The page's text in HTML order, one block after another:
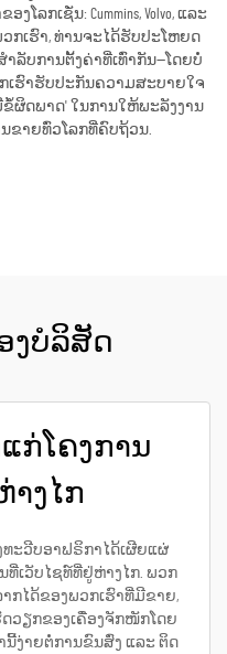
ກເຊັ່ນ: Cummins, Volvo, ແລະ
ວກເຮົາ, ທ່ານຈະໄດ້ຮັບປະໂຫຍດ
ຳລັບການຕັ້ງຄ່າທີ່ເທົ່າກັນ—ໂດຍບໍ່
ເຮົາຮັບປະກັນຄວາມສະບາຍໃຈ
ຜິດພາດ' ໃນການໃຫ້ພະລັງງານ
າຍທົ່ວໂລກທີ່ຄົບຖ້ວນ.
ງບໍລິສັດ
ກ່ໂຄງການ
າງໄກ
ທະວີບອາຟຣິກາໄດ້ເຜີຍແຜ່
ເວັບໄຊທ໌ທີ່ຢູ່ຫ່າງໄກ. ພວກ
ກໄດ້ຂອງພວກເຮົາທີ່ມີຂາຍ,
ດວຽກຂອງເຄື່ອງຈັກໜັກໂດຍ
ນີ້ງ່າຍຕໍ່ການຂົນສົ່ງ ແລະ ຕິດ